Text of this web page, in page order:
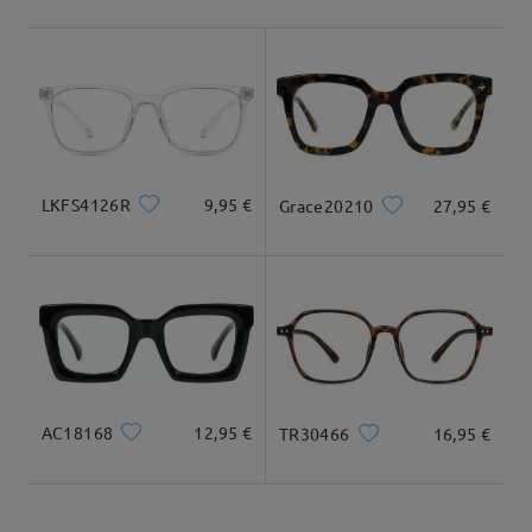
17cm/6.69 in 12.5cm/4.92 in
Ancho Total
131mm/ 5.16in
Longitud de Patillas
146mm/ 5.75in
LKFS4126R 9,95 € Grace20210 27,95 €
AC18168 12,95 € TR30466 16,95 €